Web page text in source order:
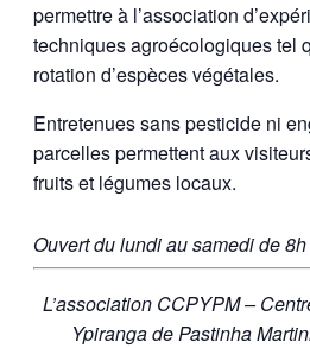
permettre à l’association
techniques agroécologiques tel
rotation d’espèces végétales.
Entretenues sans pesticide ni
parcelles permettent aux
fruits et légumes locaux.
Ouvert du lundi au samedi de
L’association CCPYPM –
Ypiranga de Pastinha